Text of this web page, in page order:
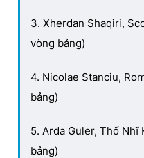
3. Xherdan Shaqiri,
vòng bảng)
4. Nicolae Stanciu,
bảng)
5. Arda Guler, Thổ Nhĩ
bảng)